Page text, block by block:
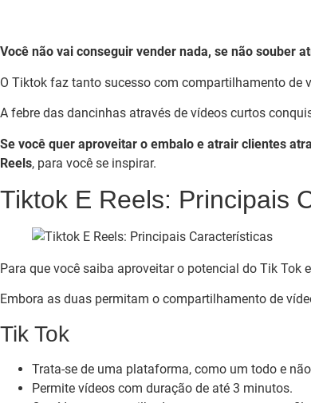
Você não vai conseguir vender nada, se não souber
O Tiktok faz tanto sucesso com compartilhamento de
A febre das dancinhas através de vídeos curtos
Se você quer aproveitar o embalo e atrair clientes
Reels, para você se inspirar.
Tiktok E Reels: Principais
Para que você saiba aproveitar o potencial do Tik
Embora as duas permitam o compartilhamento de
Tik Tok
Trata-se de uma plataforma, como um todo e
Permite vídeos com duração de até 3 minutos.